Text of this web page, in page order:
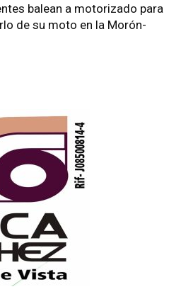
balean a motorizado para
de su moto en la Morón-